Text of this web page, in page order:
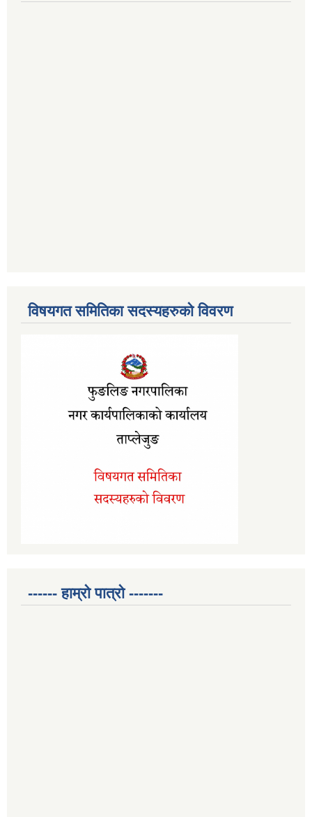
विषयगत समितिका सदस्यहरुको विवरण
------ हाम्रो पात्रो -------